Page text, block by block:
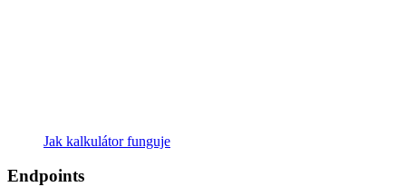
Jak kalkulátor funguje
Endpoints